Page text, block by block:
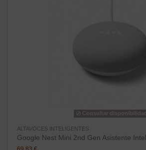
Consultar disponibilidad
ALTAVOCES INTELIGENTES
Google Nest Mini 2nd Gen Asistente